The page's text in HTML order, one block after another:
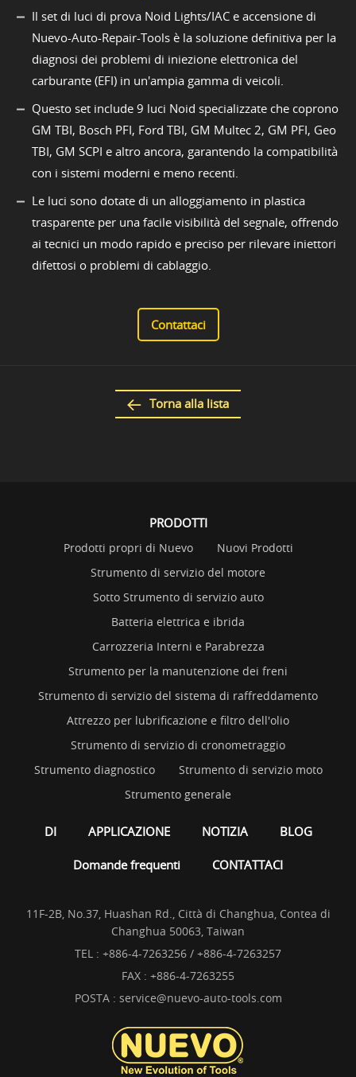
Il set di luci di prova Noid Lights/IAC e accensione di
Nuevo-Auto-Repair-Tools è la soluzione definitiva per la
diagnosi dei problemi di iniezione elettronica del
carburante (EFI) in un'ampia gamma di veicoli.
Questo set include 9 luci Noid specializzate che coprono
GM TBI, Bosch PFI, Ford TBI, GM Multec 2, GM PFI, Geo
TBI, GM SCPI e altro ancora, garantendo la compatibilità
con i sistemi moderni e meno recenti.
Le luci sono dotate di un alloggiamento in plastica
trasparente per una facile visibilità del segnale, offrendo
ai tecnici un modo rapido e preciso per rilevare iniettori
difettosi o problemi di cablaggio.
Contattaci
Torna alla lista
PRODOTTI
Prodotti propri di Nuevo
Nuovi Prodotti
Strumento di servizio del motore
Sotto Strumento di servizio auto
Batteria elettrica e ibrida
Carrozzeria Interni e Parabrezza
Strumento per la manutenzione dei freni
Strumento di servizio del sistema di raffreddamento
Attrezzo per lubrificazione e filtro dell'olio
Strumento di servizio di cronometraggio
Strumento diagnostico
Strumento di servizio moto
Strumento generale
DI APPLICAZIONE NOTIZIA BLOG
Domande frequenti CONTATTACI
11F-2B, No.37, Huashan Rd., Città di Changhua, Contea di
Changhua 50063, Taiwan
TEL : +886-4-7263256 / +886-4-7263257
FAX : +886-4-7263255
POSTA : service@nuevo-auto-tools.com